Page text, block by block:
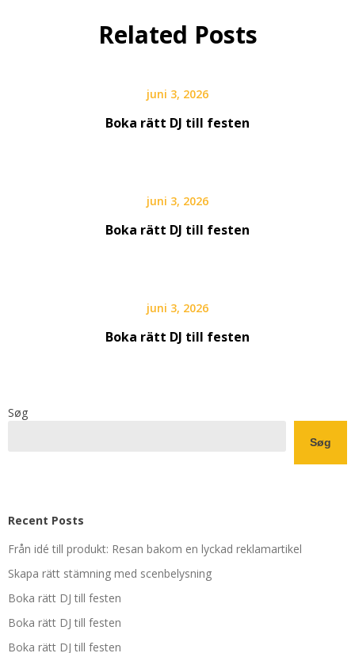
Related Posts
juni 3, 2026
Boka rätt DJ till festen
juni 3, 2026
Boka rätt DJ till festen
juni 3, 2026
Boka rätt DJ till festen
Søg
Søg
Recent Posts
Från idé till produkt: Resan bakom en lyckad reklamartikel
Skapa rätt stämning med scenbelysning
Boka rätt DJ till festen
Boka rätt DJ till festen
Boka rätt DJ till festen